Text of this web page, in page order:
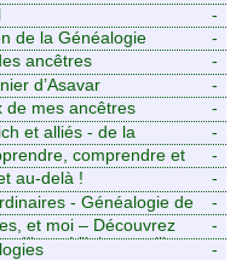
-
-
de la Généalogie
-
ancêtres
-
d’Asavar
-
de mes ancêtres
-
et alliés - de la
l’écriture.
-
comprendre et
pour exister. (Descartes)
-
au-delà !
-
- Généalogie de
-
et moi – Découvrez
Ille-et-Vilaine et ailleurs
-